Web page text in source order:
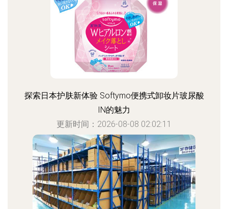
探索日本护肤新体验 Softymo便携式卸妆片玻尿酸
IN的魅力
更新时间：2026-08-08 02:02:11